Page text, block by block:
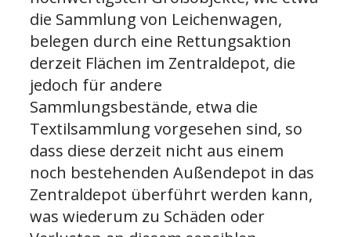
die Sammlung von Leichenwagen,
belegen durch eine Rettungsaktion
derzeit Flächen im Zentraldepot, die
jedoch für andere
Sammlungsbestände, etwa die
Textilsammlung vorgesehen sind, so
dass diese derzeit nicht aus einem
noch bestehenden Außendepot in das
Zentraldepot überführt werden kann,
was wiederum zu Schäden oder